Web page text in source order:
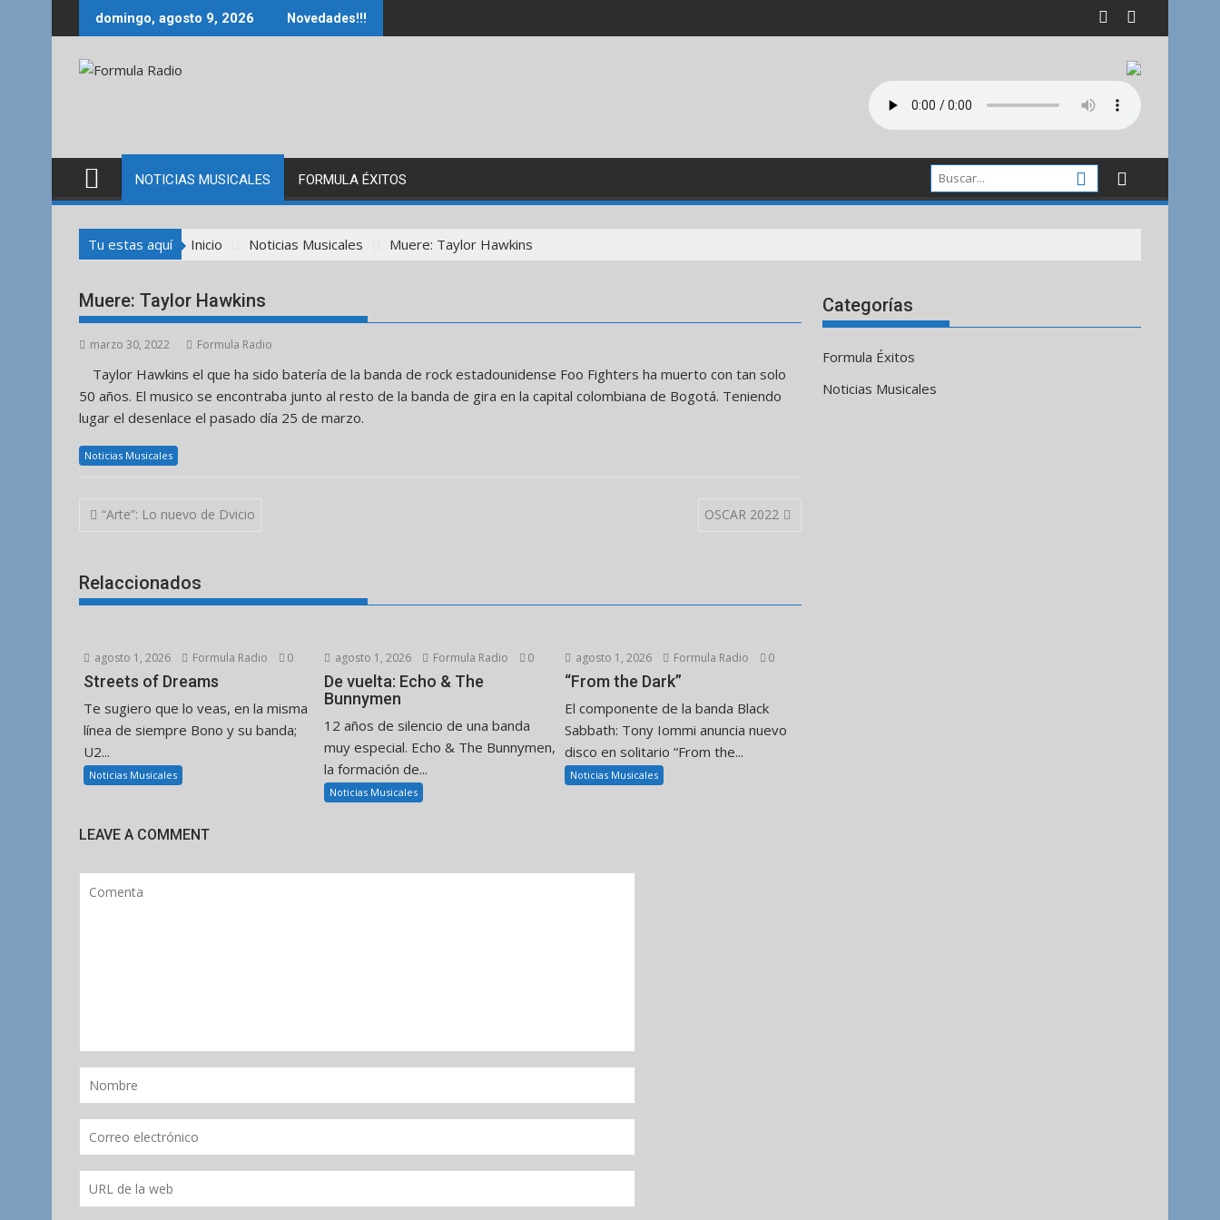
al
domingo, agosto 9, 2026 Novedades!!!
NOTICIAS MUSICALES FORMULA ÉXITOS
Tu estas aquí Inicio Noticias Musicales Muere: Taylor Hawkins
Muere: Taylor Hawkins
marzo 30, 2022 Formula Radio
Taylor Hawkins el que ha sido batería de la banda de rock estadounidense Foo Fighters ha muerto con tan solo
50 años. El musico se encontraba junto al resto de la banda de gira en la capital colombiana de Bogotá. Teniendo
lugar el desenlace el pasado día 25 de marzo.
Noticias Musicales
Navegación
“Arte”: Lo nuevo de Dvicio OSCAR 2022
Relaccionados
agosto 1, 2026 Formula Radio 0
Streets of Dreams
Te sugiero que lo veas, en la misma
línea de siempre Bono y su banda;
U2...
Noticias Musicales
agosto 1, 2026 Formula Radio 0
De vuelta: Echo & The
Bunnymen
12 años de silencio de una banda
muy especial. Echo & The Bunnymen,
la formación de...
Noticias Musicales
agosto 1, 2026 Formula Radio 0
“From the Dark”
El componente de la banda Black
Sabbath: Tony Iommi anuncia nuevo
disco en solitario “From the...
Noticias Musicales
LEAVE A COMMENT
Categorías
Formula Éxitos
Noticias Musicales